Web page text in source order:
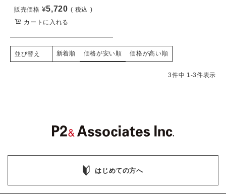
販売価格 ¥5,720
税込
カートに入れる
並び替え 新着順 価格が安い順 価格が高い順
3件中 1-3件表示
はじめての方へ